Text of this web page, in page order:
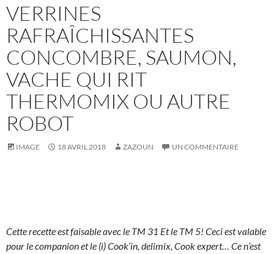
VERRINES
RAFRAÎCHISSANTES
CONCOMBRE, SAUMON,
VACHE QUI RIT
THERMOMIX OU AUTRE
ROBOT
IMAGE 18 AVRIL 2018 ZAZOUN UN COMMENTAIRE
Cette recette est faisable avec le TM 31 Et le TM 5! Ceci est valable
pour le companion et le (i) Cook’in, delimix, Cook expert… Ce n’est